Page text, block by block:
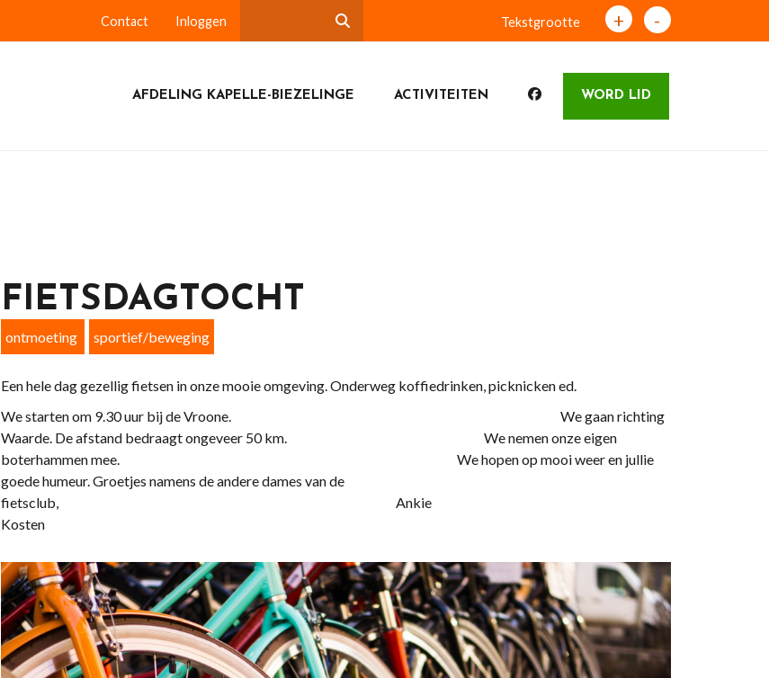
Contact Inloggen Tekstgrootte + -
AFDELING KAPELLE-BIEZELINGE ACTIVITEITEN WORD LID
FIETSDAGTOCHT
ontmoeting sportief/beweging
Een hele dag gezellig fietsen in onze mooie omgeving. Onderweg koffiedrinken, picknicken ed.
We starten om 9.30 uur bij de Vroone. We gaan richting
Waarde. De afstand bedraagt ongeveer 50 km. We nemen onze eigen
boterhammen mee. We hopen op mooi weer en jullie
goede humeur. Groetjes namens de andere dames van de
fietsclub, Ankie
Kosten